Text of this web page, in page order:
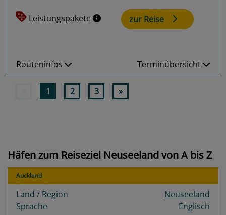
Leistungspakete
zur Reise
Routeninfos Terminübersicht
1 2 3 »
Häfen zum Reiseziel Neuseeland von A bis Z
Auckland
Land / Region
Neuseeland
Sprache
Englisch